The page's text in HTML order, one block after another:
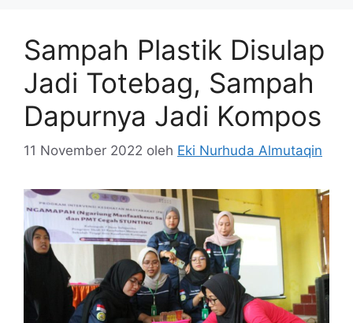
Sampah Plastik Disulap
Jadi Totebag, Sampah
Dapurnya Jadi Kompos
11 November 2022 oleh Eki Nurhuda Almutaqin